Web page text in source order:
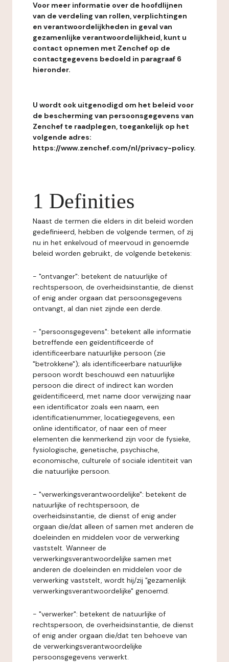
Voor meer informatie over de hoofdlijnen
van de verdeling van rollen, verplichtingen
en verantwoordelijkheden in geval van
gezamenlijke verantwoordelijkheid, kunt u
contact opnemen met Zenchef op de
contactgegevens bedoeld in paragraaf 6
hieronder.
U wordt ook uitgenodigd om het beleid voor
de bescherming van persoonsgegevens van
Zenchef te raadplegen, toegankelijk op het
volgende adres:
https://www.zenchef.com/nl/privacy-policy.
1 Definities
Naast de termen die elders in dit beleid worden
gedefinieerd, hebben de volgende termen, of zij
nu in het enkelvoud of meervoud in genoemde
beleid worden gebruikt, de volgende betekenis:
- "ontvanger": betekent de natuurlijke of
rechtspersoon, de overheidsinstantie, de dienst
of enig ander orgaan dat persoonsgegevens
ontvangt, al dan niet zijnde een derde.
- "persoonsgegevens": betekent alle informatie
betreffende een geïdentificeerde of
identificeerbare natuurlijke persoon (zie
"betrokkene"); als identificeerbare natuurlijke
persoon wordt beschouwd een natuurlijke
persoon die direct of indirect kan worden
geïdentificeerd, met name door verwijzing naar
een identificator zoals een naam, een
identificatienummer, locatiegegevens, een
online identificator, of naar een of meer
elementen die kenmerkend zijn voor de fysieke,
fysiologische, genetische, psychische,
economische, culturele of sociale identiteit van
die natuurlijke persoon.
- "verwerkingsverantwoordelijke": betekent de
natuurlijke of rechtspersoon, de
overheidsinstantie, de dienst of enig ander
orgaan die/dat alleen of samen met anderen de
doeleinden en middelen voor de verwerking
vaststelt. Wanneer de
verwerkingsverantwoordelijke samen met
anderen de doeleinden en middelen voor de
verwerking vaststelt, wordt hij/zij "gezamenlijk
verwerkingsverantwoordelijke" genoemd.
- "verwerker": betekent de natuurlijke of
rechtspersoon, de overheidsinstantie, de dienst
of enig ander orgaan die/dat ten behoeve van
de verwerkingsverantwoordelijke
persoonsgegevens verwerkt.